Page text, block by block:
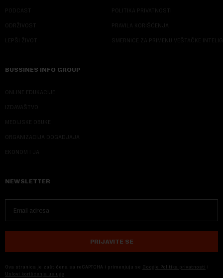
PODCAST
ODRŽIVOST
LEPŠI ŽIVOT
POLITIKA PRIVATNOSTI
PRAVILA KORIŠĆENJA
SMERNICE ZA PRIMENU VEŠTAČKE
BUSSINES INFO GROUP
ONLINE EDUKACIJE
IZDAVAŠTVO
MEDIJSKE OBUKE
ORGANIZACIJA DOGADJAJA
EKONOM I JA
NEWSLETTER
PRIJAVITE SE
Ova stranica je zaštićena sa reCAPTCHA i primenjuju se Google Politika privatnosti i
Uslovi korišćenja usluge